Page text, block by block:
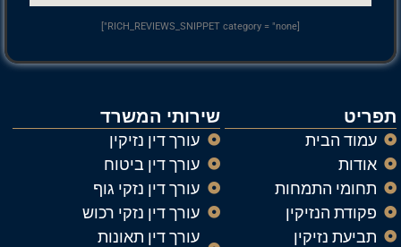
תפריט
עמוד הבית
אודות
תחומי התמחות
פקודת הנזיקין
תביעת נזיקין
שירותי המשרד
עורך דין נזיקין
עורך דין ביטוח
עורך דין נזקי גוף
עורך דין נזקי רכוש
עורך דין תאונות